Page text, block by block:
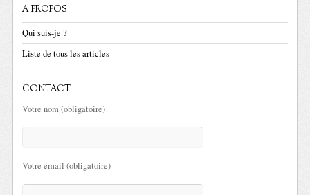
A PROPOS
Qui suis-je ?
Liste de tous les articles
CONTACT
Votre nom (obligatoire)
Votre email (obligatoire)